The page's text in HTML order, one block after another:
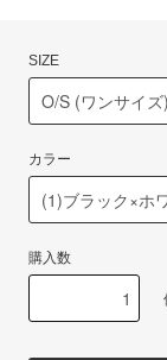
SIZE
カラー
購入数